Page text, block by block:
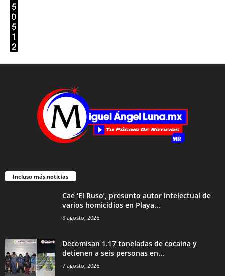
Incluso más noticias
Cae ‘El Ruso’, presunto autor intelectual de
varios homicidios en Playa...
8 agosto, 2026
Decomisan 1.17 toneladas de cocaína y
detienen a seis personas en...
7 agosto, 2026